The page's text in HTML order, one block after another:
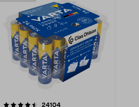
24104anmeldelser